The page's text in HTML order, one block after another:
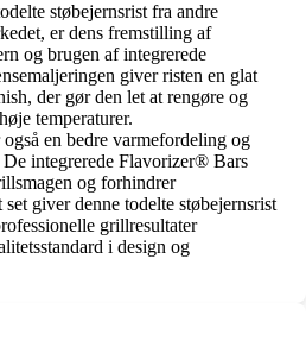
støbejernsrist fra andre
er dens fremstilling af
og brugen af integrerede
giver risten en glat
der gør den let at rengøre og
temperaturer.
en bedre varmefordeling og
integrerede Flavorizer® Bars
og forhindrer
giver denne todelte støbejernsrist
grillresultater
i design og